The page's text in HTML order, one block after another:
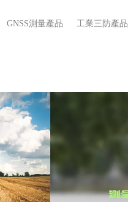
GNSS測量產品 工業三防產品